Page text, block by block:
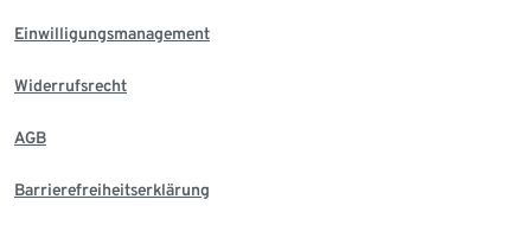
Einwilligungsmanagement
Widerrufsrecht
AGB
Barrierefreiheitserklärung